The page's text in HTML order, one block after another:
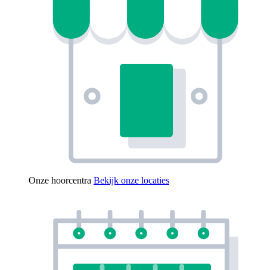
Onze hoorcentra Bekijk onze locaties